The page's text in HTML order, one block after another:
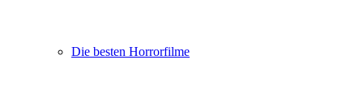
Die besten Horrorfilme